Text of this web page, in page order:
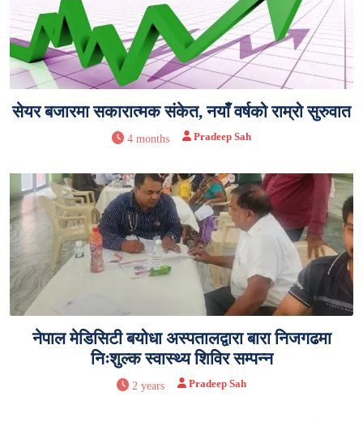
सेयर बजारमा सकारात्मक संकेत, नयाँ वर्षको राम्रो सुरुवात
4 months Pradeep Sah
नेपाल मेडिसिटी बयोधा अस्पतालद्वारा बारा निजगढमा
निःशुल्क स्वास्थ्य शिविर सम्पन्न
2 years Pradeep Sah